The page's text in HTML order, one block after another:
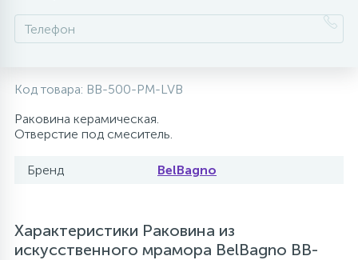
Код товара: BB-500-PM-LVB
Раковина керамическая.
Отверстие под смеситель.
Бренд BelBagno
Характеристики Раковина из
искусственного мрамора BelBagno BB-